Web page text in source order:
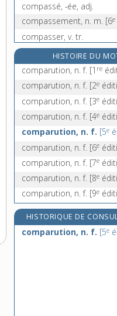
compassé, -ée, adj.
compassement, n. m. [6e
compasser, v. tr.
compassion, n. f.
compassionnel, -elle, adj.
compatibilité, n. f.
compatible, adj.
compatir, v. intr.
HISTOIRE DU
comparution, n. f. [1 re
comparution, n. f. [2e
comparution, n. f. [3e
comparution, n. f. [4e
comparution, n. f. [5e
comparution, n. f. [6e
comparution, n. f. [7e
comparution, n. f. [8e
comparution, n. f. [9e
HISTORIQUE DE
comparution, n. f. [5e